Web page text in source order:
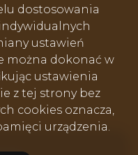
dostosowania
ustawień
można dokonać w
ustawienia
z tej strony bez
cookies oznacza,
urządzenia.